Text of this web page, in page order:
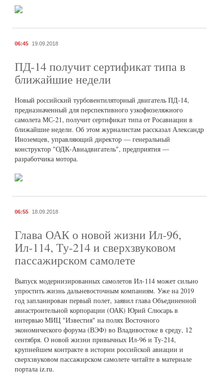
06:45 19.09.2018
ПД-14 получит сертификат типа в
ближайшие недели
Новый российский турбовентиляторный двигатель ПД-14,
предназначенный для перспективного узкофюзеляжного
самолета МС-21, получит сертификат типа от Росавиации в
ближайшие недели. Об этом журналистам рассказал Александр
Иноземцев, управляющий директор — генеральный
конструктор "ОДК-Авиадвигатель", предприятия —
разработчика мотора.
06:55 18.09.2018
Глава ОАК о новой жизни Ил-96,
Ил-114, Ту-214 и сверхзвуковом
пассажирском самолете
Выпуск модернизированных самолетов Ил-114 может сильно
упростить жизнь дальневосточным компаниям. Уже на 2019
год запланирован первый полет, заявил глава Объединенной
авиастроительной корпорации (ОАК) Юрий Слюсарь в
интервью МИЦ "Известия" на полях Восточного
экономического форума (ВЭФ) во Владивостоке в среду, 12
сентября. О новой жизни привычных Ил-96 и Ту-214,
крупнейшем контракте в истории российской авиации и
сверхзвуковом пассажирском самолете читайте в материале
портала iz.ru.